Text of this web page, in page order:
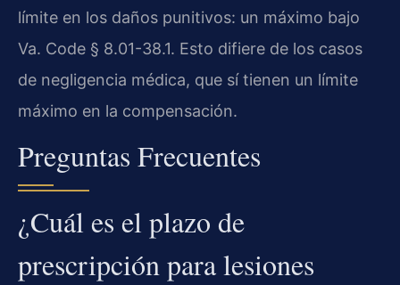
límite en los daños punitivos: un máximo bajo
Va. Code § 8.01-38.1. Esto difiere de los casos
de negligencia médica, que sí tienen un límite
máximo en la compensación.
Preguntas Frecuentes
¿Cuál es el plazo de
prescripción para lesiones